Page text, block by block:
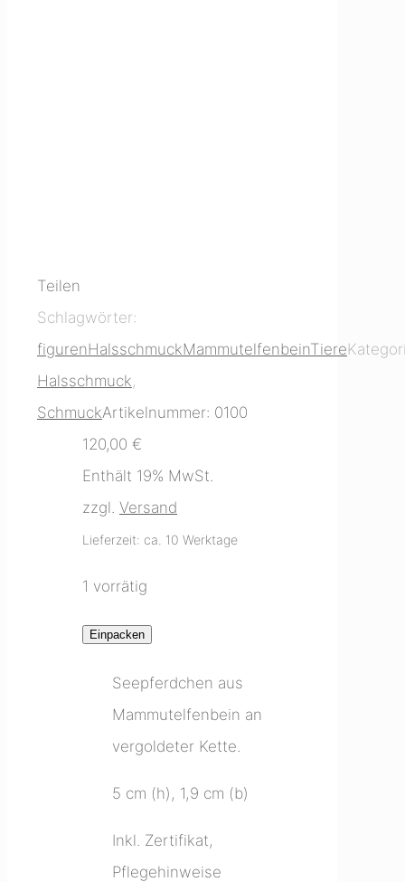
Teilen
Schlagwörter:
figurenHalsschmuckMammutelfenbeinTiere
Halsschmuck,
SchmuckArtikelnummer: 0100
120,00 €
Enthält 19% MwSt.
zzgl. Versand
Lieferzeit: ca. 10 Werktage
1 vorrätig
Kette
Menge
Einpacken
Seepferdchen aus
Mammutelfenbein an
vergoldeter Kette.
5 cm (h), 1,9 cm (b)
Inkl. Zertifikat,
Pflegehinweise